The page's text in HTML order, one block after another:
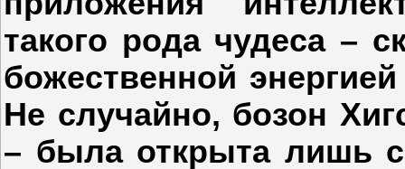
такого рода чудеса –
божественной
Не случайно, бозон
– была открыта лишь